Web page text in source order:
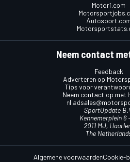
Motor1.com
Neem contact
Feedback
Adverteren op
Tips voor
Neem contact op met
SportUpdate
Kennemerplein 6
2011 MJ,
The
Algemene voorwaardenCookie-